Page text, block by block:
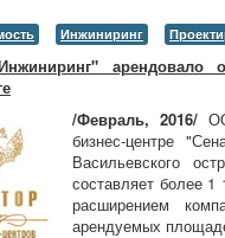
Инжиниринг
арендовало
/Февраль, 2016/
бизнес-центре
Васильевского
составляет более
расширением
арендуемых